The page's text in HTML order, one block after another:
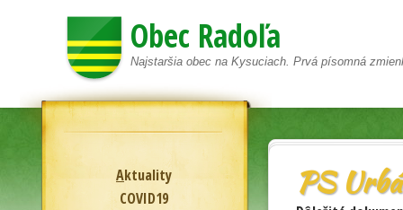
Obec Radoľa
Najstaršia obec na Kysuciach. Prvá písomná
Aktuality
COVID19
PS